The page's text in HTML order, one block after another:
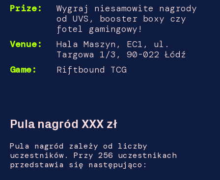
Prize:
Wygraj niesamowite nagrody
od UVS, booster boxy czy
fotel gamingowy!
Venue:
Hala Maszyn, EC1, ul.
Targowa 1/3, 90-022 Łódź
Game:
Riftbound TCG
Pula nagród XXX zł
Pula nagród zależy od liczby
uczestników. Przy 256 uczestnikach
przedstawia się następująco: